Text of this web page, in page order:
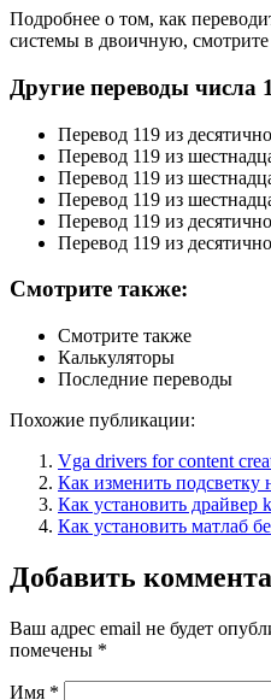
Подробнее о том, как
системы в двоичную, смотрите
Другие переводы числа
Перевод 119 из
Перевод 119 из
Перевод 119 из
Перевод 119 из
Перевод 119 из
Перевод 119 из
Смотрите также:
Смотрите также
Калькуляторы
Последние переводы
Похожие публикации:
Vga drivers for content
Как изменить подсветку
Как установить драйвер
Как установить матлаб
Добавить
Ваш адрес email не будет
помечены *
Имя *